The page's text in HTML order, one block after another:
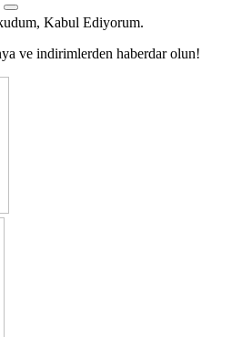
Kabul Ediyorum.
ve indirimlerden haberdar olun!